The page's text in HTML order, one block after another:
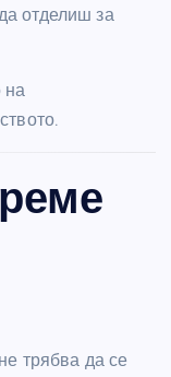
отделиш за
на
трябва да се